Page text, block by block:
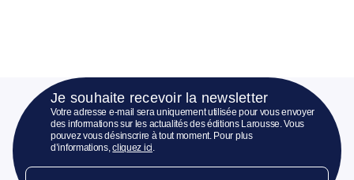
Je souhaite recevoir la newsletter
Votre adresse e-mail sera uniquement utilisée pour vous envoyer
des informations sur les actualités des éditions Larousse. Vous
pouvez vous désinscrire à tout moment. Pour plus
d’informations,cliquez ici.